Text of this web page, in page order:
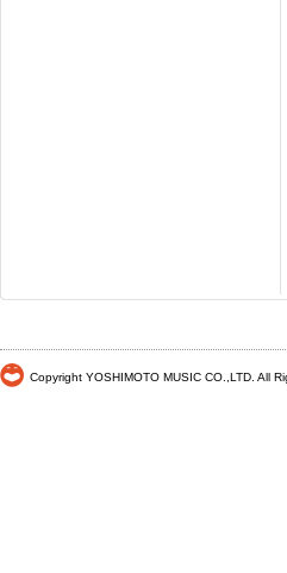
Copyright YOSHIMOTO MUSIC CO.,LTD. All